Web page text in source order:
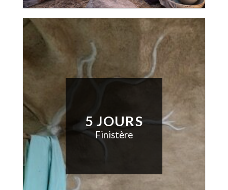
5 JOURS
Finistère